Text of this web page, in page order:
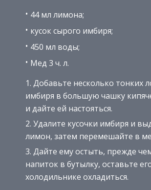
44 мл лимона;
кусок сырого имбиря;
450 мл воды;
Мед 3 ч. л.
Добавьте несколько тонких
имбиря в большую чашку
и дайте ей настояться.
Удалите кусочки имбиря и
лимон, затем перемешайте в
Дайте ему остыть, прежде
напиток в бутылку, оставьте
холодильнике охладиться.